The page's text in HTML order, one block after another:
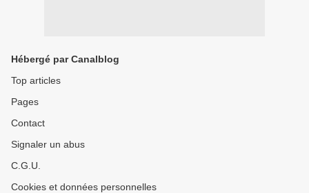
Hébergé par Canalblog
Top articles
Pages
Contact
Signaler un abus
C.G.U.
Cookies et données personnelles